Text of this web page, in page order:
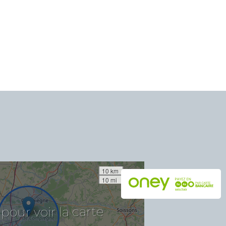
pour voir
la carte
10 km
10 mi